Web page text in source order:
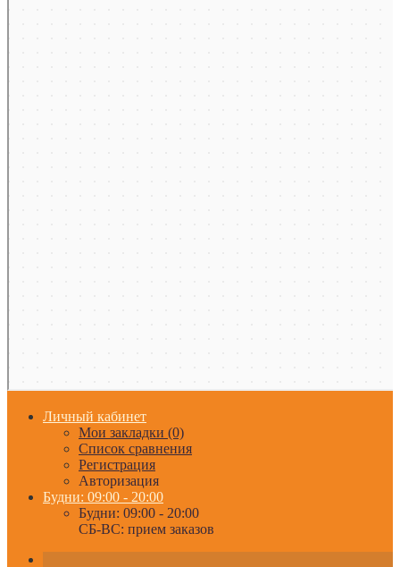
Личный кабинет
Мои закладки (0)
Список сравнения
Регистрация
Авторизация
Будни: 09:00 - 20:00
Будни: 09:00 - 20:00
СБ-ВС: прием заказов